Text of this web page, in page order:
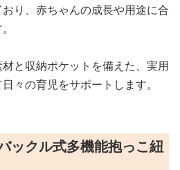
り、赤ちゃんの成長や用途に合
と収納ポケットを備えた、実用
々の育児をサポートします。
ックル式多機能抱っこ紐